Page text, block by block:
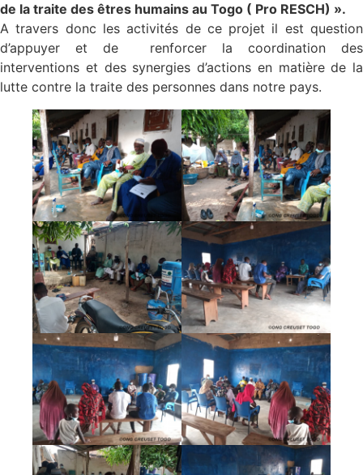
de la traite des êtres humains au Togo ( Pro RESCH) ».
A travers donc les activités de ce projet il est question
d’appuyer et de renforcer la coordination des
interventions et des synergies d’actions en matière de la
lutte contre la traite des personnes dans notre pays.